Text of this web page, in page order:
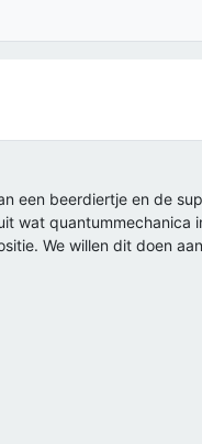
een beerdiertje en de
wat quantummechanica
We willen dit doen